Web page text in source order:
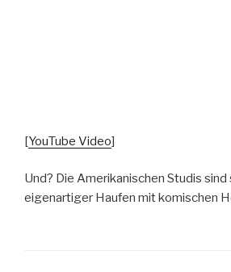
[YouTube Video]
Und? Die Amerikanischen Studis sind
eigenartiger Haufen mit komischen